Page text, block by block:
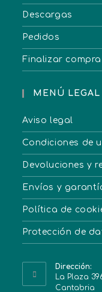
Descargas
Pedidos
Finalizar compra
MENÚ LEGAL
Aviso legal
Condiciones de
Devoluciones y
Envíos y
Política de
Protección de
Dirección:
La Plaza
Cantabria